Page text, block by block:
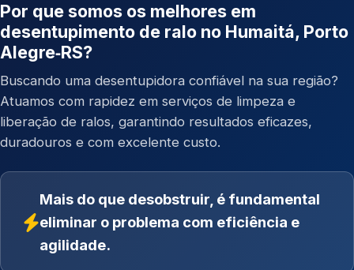
Por que somos os melhores em
desentupimento de ralo no Humaitá, Porto
Alegre‑RS?
Buscando uma desentupidora confiável na sua região?
Atuamos com rapidez em serviços de limpeza e
liberação de ralos, garantindo resultados eficazes,
duradouros e com excelente custo.
Mais do que desobstruir, é fundamental
eliminar o problema com eficiência e
agilidade.